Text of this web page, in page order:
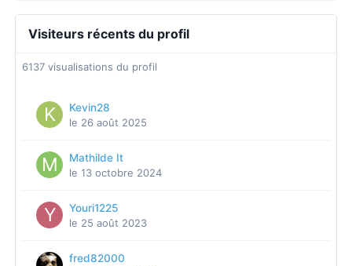
Visiteurs récents du profil
6137 visualisations du profil
Kevin28
le 26 août 2025
Mathilde It
le 13 octobre 2024
Youri1225
le 25 août 2023
fred82000